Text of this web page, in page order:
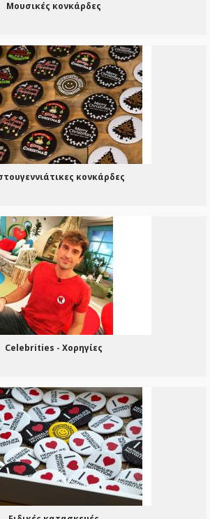
Μουσικές κονκάρδες
κονκάρδες
Celebrities - Χορηγίες